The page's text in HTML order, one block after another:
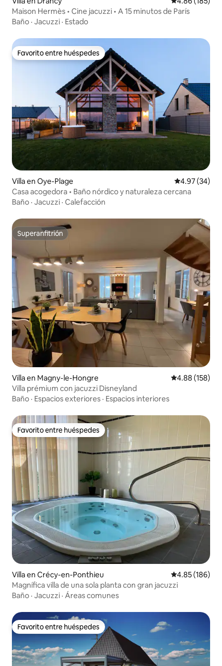
Maison Hermès • Cine jacuzzi • A 15 minutos de París
Baño · Jacuzzi · Estado
Favorito entre huéspedes
Favorito entre huéspedes
Villa en Oye-Plage Calificación
4.97 (34)
Casa acogedora • Baño nórdico y naturaleza cercana
Baño · Jacuzzi · Calefacción
Superanfitrión
Superanfitrión
Villa en Magny-le-Hongre Calificación
4.88 (158)
Villa prémium con jacuzzi Disneyland
Baño · Espacios exteriores · Espacios interiores
Favorito entre huéspedes
Favorito entre huéspedes
Villa en Crécy-en-Ponthieu Calificación
4.85 (186)
Magnífica villa de una sola planta con gran jacuzzi
Baño · Jacuzzi · Áreas comunes
Favorito entre huéspedes
Favorito entre huéspedes